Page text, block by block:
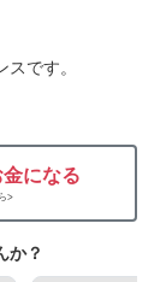
です。
になる
>
か？